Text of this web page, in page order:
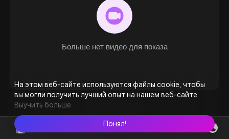
На этом веб-сайте используются файлы cookie, чтобы
вы могли получить лучший опыт на нашем веб-сайте.
Выучить больше
Понял!
Больше нет видео для показа